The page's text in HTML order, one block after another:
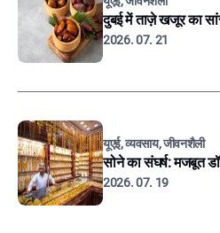
दुबई में ताज़े खजूर का
2026. 07. 21
यूएई, व्यवसाय, जीवनशैली
सोने का संघर्ष: मजबूत
2026. 07. 19